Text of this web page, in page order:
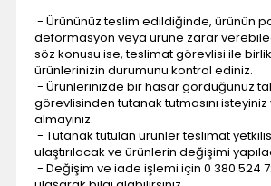
- Ürününüz teslim edildiğinde, ürünün
deformasyon veya ürüne zarar
söz konusu ise, teslimat görevlisi ile
ürünlerinizin durumunu kontrol ediniz.
- Ürünlerinizde bir hasar gördüğünüz
görevlisinden tutanak tutmasını
almayınız.
- Tutanak tutulan ürünler teslimat
ulaştırılacak ve ürünlerin değişimi
- Değişim ve iade işlemi için 0 380 524